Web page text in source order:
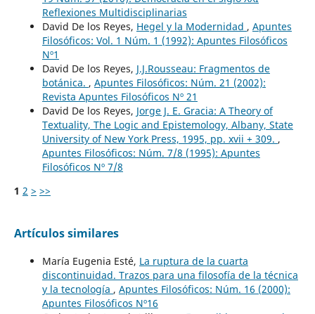
Reflexiones Multidisciplinarias
David De los Reyes, Hegel y la Modernidad , Apuntes
Filosóficos: Vol. 1 Núm. 1 (1992): Apuntes Filosóficos
Nº1
David De los Reyes, J.J.Rousseau: Fragmentos de
botánica. , Apuntes Filosóficos: Núm. 21 (2002):
Revista Apuntes Filosóficos Nº 21
David De los Reyes, Jorge J. E. Gracia: A Theory of
Textuality, The Logic and Epistemology, Albany, State
University of New York Press, 1995, pp. xvii + 309. ,
Apuntes Filosóficos: Núm. 7/8 (1995): Apuntes
Filosóficos Nº 7/8
1 2 > >>
Artículos similares
María Eugenia Esté, La ruptura de la cuarta
discontinuidad. Trazos para una filosofía de la técnica
y la tecnología , Apuntes Filosóficos: Núm. 16 (2000):
Apuntes Filosóficos Nº16